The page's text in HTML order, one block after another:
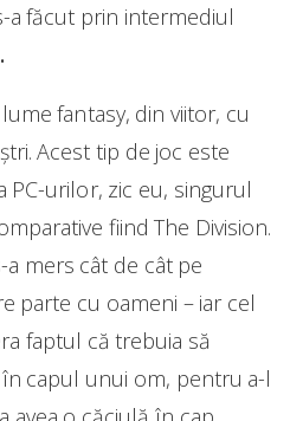
a făcut prin intermediul
fantasy, din viitor, cu
Acest tip de joc este
urilor, zic eu, singurul
fiind The Division.
mers cât de cât pe
parte cu oameni – iar cel
faptul că trebuia să
capul unui om, pentru a-l